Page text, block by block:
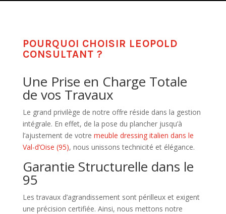
POURQUOI CHOISIR LEOPOLD
CONSULTANT ?
Une Prise en Charge Totale
de vos Travaux
Le grand privilège de notre offre réside dans la gestion
intégrale. En effet, de la pose du plancher jusqu’à
l’ajustement de votre meuble dressing italien dans le
Val-d’Oise (95), nous unissons technicité et élégance.
Garantie Structurelle dans le
95
Les travaux d’agrandissement sont périlleux et exigent
une précision certifiée. Ainsi, nous mettons notre